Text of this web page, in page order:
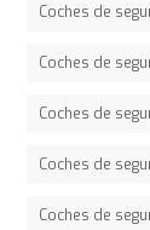
Coches de
Coches de
Coches de
Coches de
Coches de